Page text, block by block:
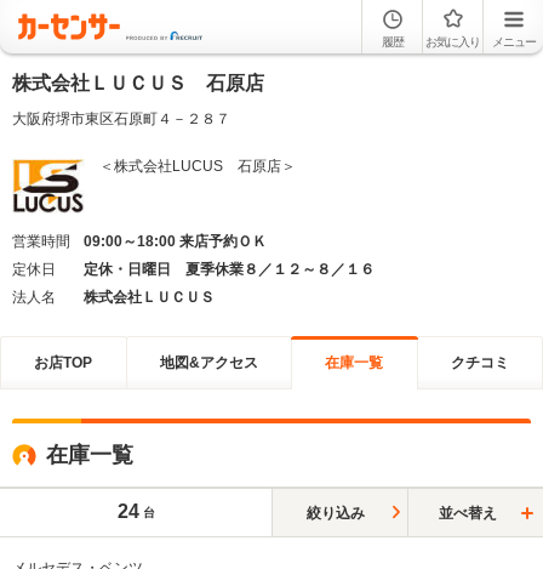
履歴 お気に入り メニュー
株式会社ＬＵＣＵＳ 石原店
大阪府堺市東区石原町４－２８７
＜株式会社LUCUS 石原店＞
営業時間
09:00～18:00 来店予約ＯＫ
定休日
定休・日曜日 夏季休業８／１２～８／１６
法人名
株式会社ＬＵＣＵＳ
お店TOP 地図&アクセス 在庫一覧 クチコミ
在庫一覧
24 台 絞り込み 並べ替え